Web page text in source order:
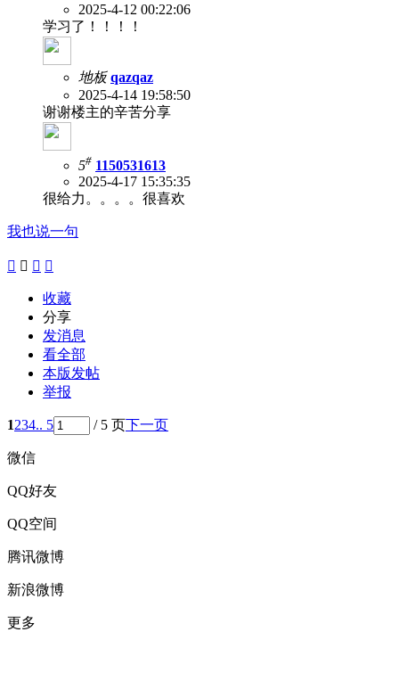
2025-4-12 00:22:06
学习了！！！！
地板 qazqaz
2025-4-14 19:58:50
谢谢楼主的辛苦分享
5# 1150531613
2025-4-17 15:35:35
很给力。。。。很喜欢
我也说一句
   
收藏
分享
发消息
看全部
本版发帖
举报
1234.. 5 / 5 页下一页
微信
QQ好友
QQ空间
腾讯微博
新浪微博
更多